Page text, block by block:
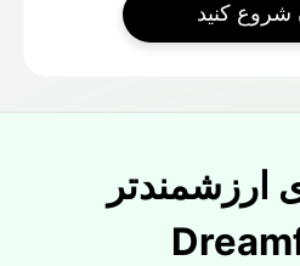
شروع کنید
ارزشمندتر